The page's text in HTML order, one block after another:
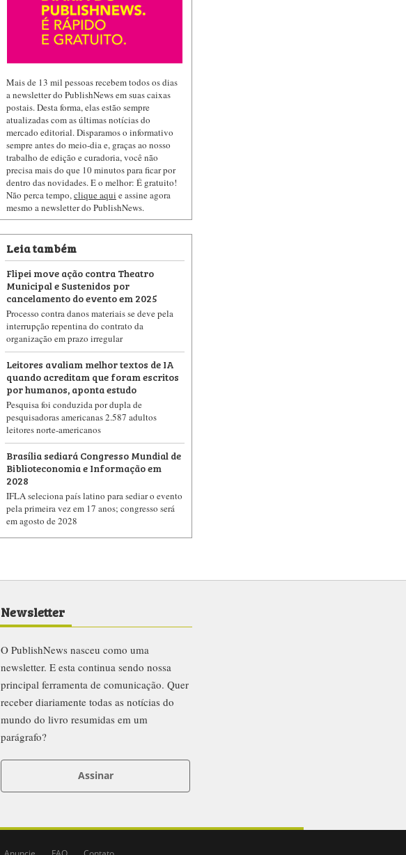
Mais de 13 mil pessoas recebem todos os dias
a newsletter do PublishNews em suas caixas
postais. Desta forma, elas estão sempre
atualizadas com as últimas notícias do
mercado editorial. Disparamos o informativo
sempre antes do meio-dia e, graças ao nosso
trabalho de edição e curadoria, você não
precisa mais do que 10 minutos para ficar por
dentro das novidades. E o melhor: É gratuito!
Não perca tempo,clique aqui e assine agora
mesmo a newsletter do PublishNews.
Leia também
Flipei move ação contra Theatro
Municipal e Sustenidos por
cancelamento do evento em 2025
Processo contra danos materiais se deve pela
interrupção repentina do contrato da
organização em prazo irregular
Leitores avaliam melhor textos de IA
quando acreditam que foram escritos
por humanos, aponta estudo
Pesquisa foi conduzida por dupla de
pesquisadoras americanas 2.587 adultos
leitores norte-americanos
Brasília sediará Congresso Mundial de
Biblioteconomia e Informação em
2028
IFLA seleciona país latino para sediar o evento
pela primeira vez em 17 anos; congresso será
em agosto de 2028
Newsletter
O PublishNews nasceu como uma
newsletter. E esta continua sendo nossa
principal ferramenta de comunicação. Quer
receber diariamente todas as notícias do
mundo do livro resumidas em um
parágrafo?
Assinar